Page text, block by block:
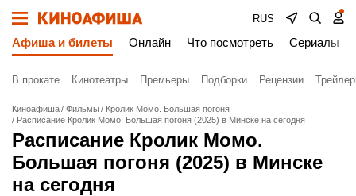
RUS
Афиша и билеты Онлайн Что посмотреть Сериалы
В прокате Кинотеатры Премьеры Подборки Рецензии
Киноафиша Фильмы
Кролик Момо. Большая погоня
Расписание Кролик Момо. Большая погоня (2025) в Минске на сегодня
Расписание Кролик Момо.
Большая погоня (2025) в Минске
на сегодня